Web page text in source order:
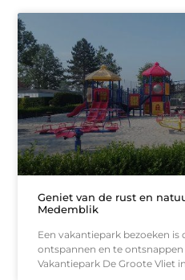
Geniet van de rust en
Medemblik
Een vakantiepark bezoeken
ontspannen en te ontsnappen
Vakantiepark De Groote Vliet